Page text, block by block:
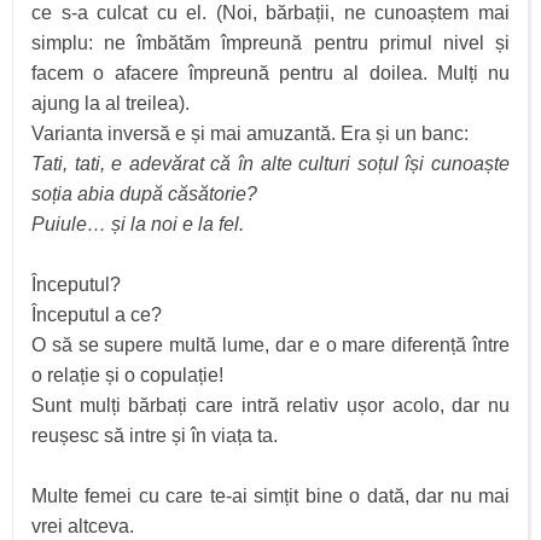
ce s-a culcat cu el. (Noi, bărbații, ne cunoaștem mai
simplu: ne îmbătăm împreună pentru primul nivel și
facem o afacere împreună pentru al doilea. Mulți nu
ajung la al treilea).
Varianta inversă e și mai amuzantă. Era și un banc:
Tati, tati, e adevărat că în alte culturi soțul își cunoaște
soția abia după căsătorie?
Puiule… și la noi e la fel.
Începutul?
Începutul a ce?
O să se supere multă lume, dar e o mare diferență între
o relație și o copulație!
Sunt mulți bărbați care intră relativ ușor acolo, dar nu
reușesc să intre și în viața ta.
Multe femei cu care te-ai simțit bine o dată, dar nu mai
vrei altceva.